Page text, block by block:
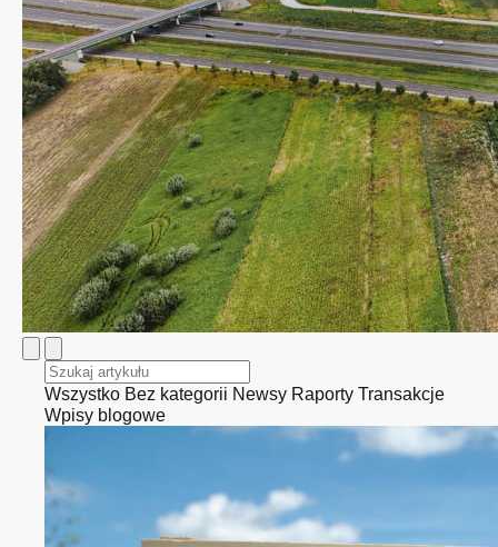
Wszystko Bez kategorii Newsy Raporty Transakcje
Wpisy blogowe